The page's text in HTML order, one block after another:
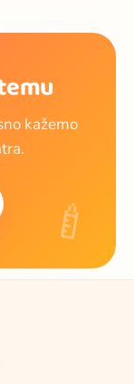
🍼
kažemo